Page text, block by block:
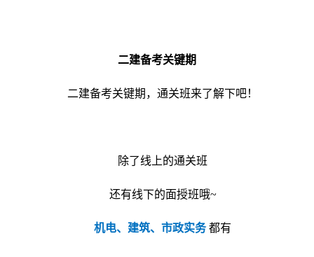
二建备考关键期
二建备考关键期，通关班来了解下吧！
除了线上的通关班
还有线下的面授班哦~
机电、建筑、市政实务 都有